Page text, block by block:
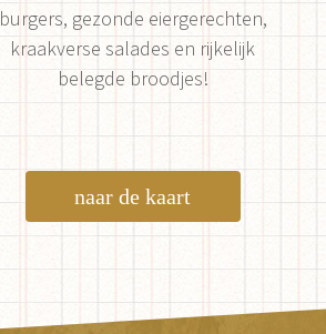
burgers, gezonde eiergerechten,
kraakverse salades en rijkelijk
belegde broodjes!
naar de kaart